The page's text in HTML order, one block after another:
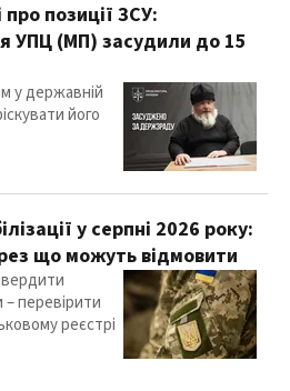
позиції ЗСУ:
УПЦ (МП) засудили до 15
у державній
його
у серпні 2026 року:
що можуть відмовити
– перевірити
реєстрі